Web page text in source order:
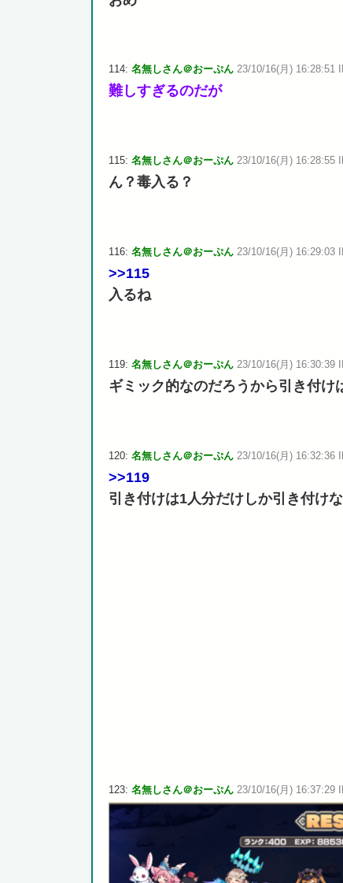
114: 名無しさん＠おーぷん 23/10/16(月) 16:28:51
難しすぎるのだが
115: 名無しさん＠おーぷん 23/10/16(月) 16:28:55
ん？毒入る？
116: 名無しさん＠おーぷん 23/10/16(月) 16:29:03
>>115
入るね
119: 名無しさん＠おーぷん 23/10/16(月) 16:30:39
ギミック的なのだろうから引き付け
120: 名無しさん＠おーぷん 23/10/16(月) 16:32:36
>>119
引き付けは1人分だけしか引き付け
123: 名無しさん＠おーぷん 23/10/16(月) 16:37:29